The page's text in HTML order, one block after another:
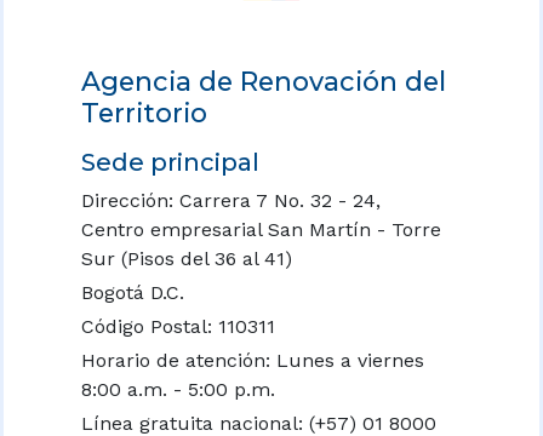
Agencia de Renovación del
Territorio
Sede principal
Dirección: Carrera 7 No. 32 - 24,
Centro empresarial San Martín - Torre
Sur (Pisos del 36 al 41)
Bogotá D.C.
Código Postal: 110311
Horario de atención: Lunes a viernes
8:00 a.m. - 5:00 p.m.
Línea gratuita nacional: (+57) 01 8000